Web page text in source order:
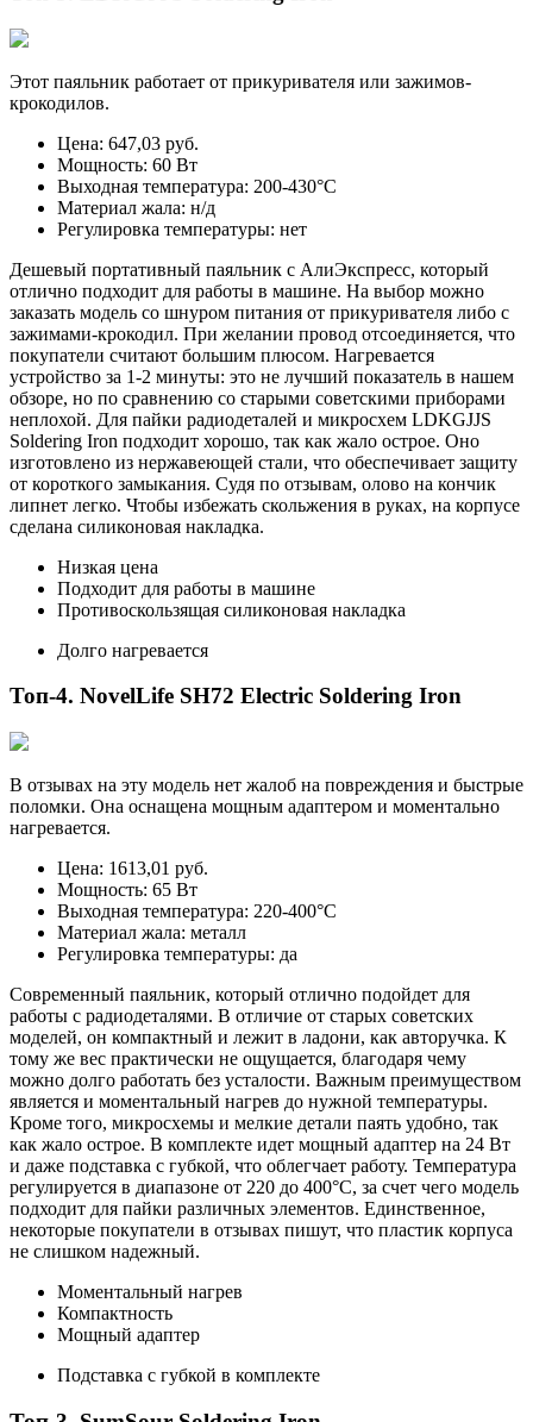
Этот паяльник работает от прикуривателя или зажимов-
крокодилов.
Цена: 647,03 руб.
Мощность: 60 Вт
Выходная температура: 200-430°С
Материал жала: н/д
Регулировка температуры: нет
Дешевый портативный паяльник с АлиЭкспресс, который
отлично подходит для работы в машине. На выбор можно
заказать модель со шнуром питания от прикуривателя либо с
зажимами-крокодил. При желании провод отсоединяется, что
покупатели считают большим плюсом. Нагревается
устройство за 1-2 минуты: это не лучший показатель в нашем
обзоре, но по сравнению со старыми советскими приборами
неплохой. Для пайки радиодеталей и микросхем LDKGJJS
Soldering Iron подходит хорошо, так как жало острое. Оно
изготовлено из нержавеющей стали, что обеспечивает защиту
от короткого замыкания. Судя по отзывам, олово на кончик
липнет легко. Чтобы избежать скольжения в руках, на корпусе
сделана силиконовая накладка.
Низкая цена
Подходит для работы в машине
Противоскользящая силиконовая накладка
Долго нагревается
Топ-4. NovelLife SH72 Electric Soldering Iron
В отзывах на эту модель нет жалоб на повреждения и быстрые
поломки. Она оснащена мощным адаптером и моментально
нагревается.
Цена: 1613,01 руб.
Мощность: 65 Вт
Выходная температура: 220-400°С
Материал жала: металл
Регулировка температуры: да
Современный паяльник, который отлично подойдет для
работы с радиодеталями. В отличие от старых советских
моделей, он компактный и лежит в ладони, как авторучка. К
тому же вес практически не ощущается, благодаря чему
можно долго работать без усталости. Важным преимуществом
является и моментальный нагрев до нужной температуры.
Кроме того, микросхемы и мелкие детали паять удобно, так
как жало острое. В комплекте идет мощный адаптер на 24 Вт
и даже подставка с губкой, что облегчает работу. Температура
регулируется в диапазоне от 220 до 400°С, за счет чего модель
подходит для пайки различных элементов. Единственное,
некоторые покупатели в отзывах пишут, что пластик корпуса
не слишком надежный.
Моментальный нагрев
Компактность
Мощный адаптер
Подставка с губкой в комплекте